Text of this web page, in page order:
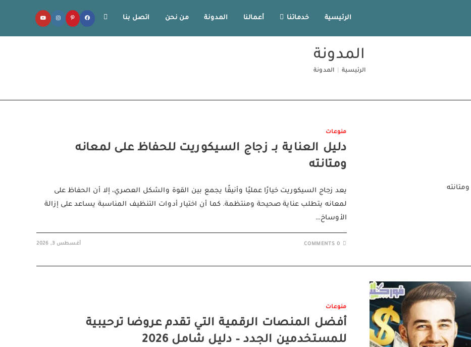
الرئيسية خدماتنا أعمالنا المدونة من نحن اتصل بنا TOGGLE
المدونة
الرئيسية المدونة
منوعات
دليل العناية بـ زجاج السيكوريت للحفاظ على لمعانه
ومتانته
يعد زجاج السيكوريت خيارًا عمليًا وأنيقًا يجمع بين القوة والشكل العصري، إلا أن الحفاظ على
لمعانه يتطلب عناية صحيحة ومنتظمة. كما أن اختيار أدوات التنظيف المناسبة يساعد على إزالة
الأوساخ…
0 COMMENTS أغسطس 3, 2026
منوعات
أفضل المنصات الرقمية التي تقدم عروضا ترحيبية
للمستخدمين الجدد – دليل شامل 2026